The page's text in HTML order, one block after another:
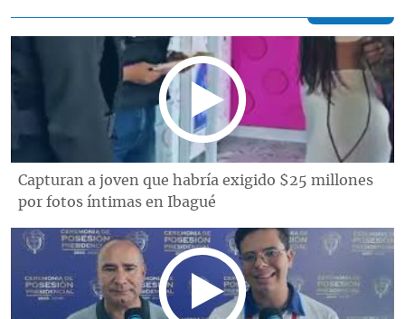
Capturan a joven que habría exigido $25 millones
por fotos íntimas en Ibagué